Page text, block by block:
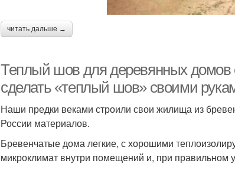
читать дальше →
Теплый шов для деревянных
сделать «теплый шов» своими
Наши предки веками строили свои жилища из
России материалов.
Бревенчатые дома легкие, с хорошими
микроклимат внутри помещений и, при правильном